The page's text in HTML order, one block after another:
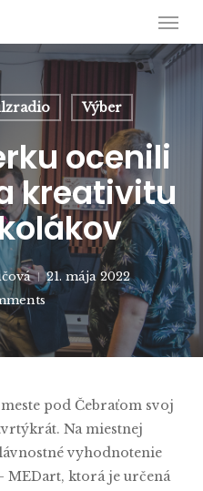
Výber
ocenili
kreativitu
21. mája 2022
pod Čebraťom svoj
Na miestnej
vyhodnotenie
MEDart, ktorá je určená